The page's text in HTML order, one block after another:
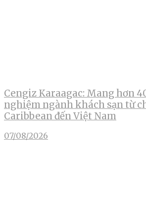
Cengiz Karaagac: Mang hơn
nghiệm ngành khách sạn từ
Caribbean đến Việt Nam
07/08/2026